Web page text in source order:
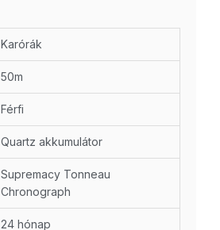
Karórák
50m
Férfi
Quartz akkumulátor
Supremacy Tonneau
Chronograph
24 hónap